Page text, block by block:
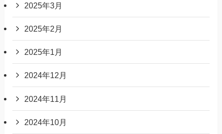
2025年3月
2025年2月
2025年1月
2024年12月
2024年11月
2024年10月